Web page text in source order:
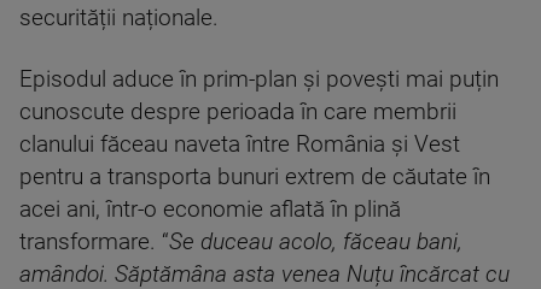
securității naționale.
Episodul aduce în prim-plan și povești mai puțin
cunoscute despre perioada în care membrii
clanului făceau naveta între România și Vest
pentru a transporta bunuri extrem de căutate în
acei ani, într-o economie aflată în plină
transformare. “Se duceau acolo, făceau bani,
amândoi. Săptămâna asta venea Nuțu încărcat cu